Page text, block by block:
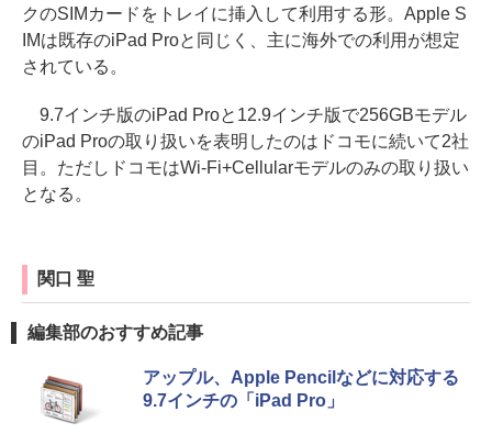
クのSIMカードをトレイに挿入して利用する形。Apple S
IMは既存のiPad Proと同じく、主に海外での利用が想定
されている。
9.7インチ版のiPad Proと12.9インチ版で256GBモデル
のiPad Proの取り扱いを表明したのはドコモに続いて2社
目。ただしドコモはWi-Fi+Cellularモデルのみの取り扱い
となる。
関口 聖
編集部のおすすめ記事
アップル、Apple Pencilなどに対応する
9.7インチの「iPad Pro」